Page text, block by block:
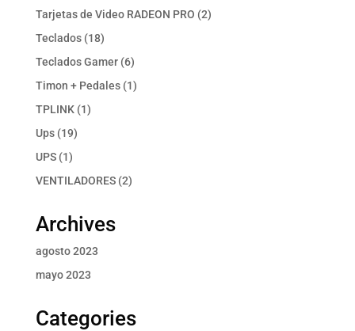
producto
Tarjetas de Video RADEON PRO 22
Teclados 1818
productos
Teclados Gamer 66
productos
Timon + Pedales 11
TPLINK 11
Ups 1919
UPS 11
producto
VENTILADORES 22
Archives
agosto 2023
mayo 2023
Categories